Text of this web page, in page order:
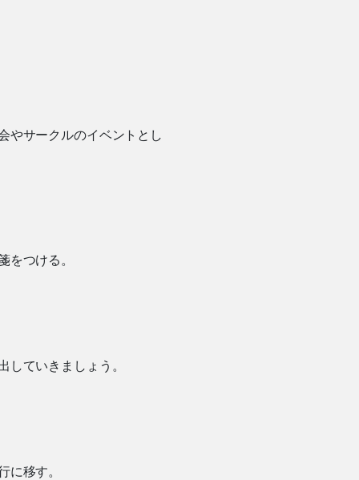
やサークルのイベントとし
をつける。
していきましょう。
に移す。